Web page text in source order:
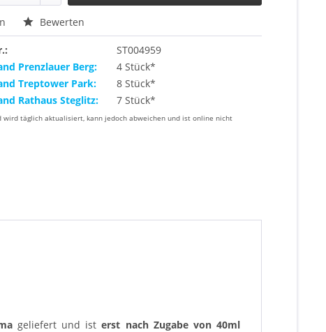
Bewerten
ST004959
Prenzlauer Berg:
4 Stück*
Treptower Park:
8 Stück*
Rathaus Steglitz:
7 Stück*
wird täglich aktualisiert, kann jedoch abweichen und ist online nicht
geliefert und isterst nach Zugabe von 40ml